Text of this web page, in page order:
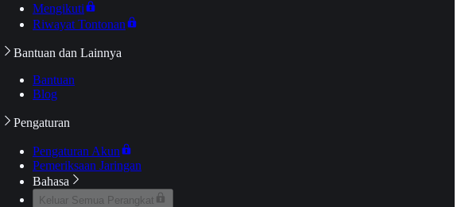
Mengikuti
Riwayat Tontonan
Bantuan dan Lainnya
Bantuan
Blog
Pengaturan
Pengaturan Akun
Pemeriksaan Jaringan
Bahasa
Keluar Semua Perangkat